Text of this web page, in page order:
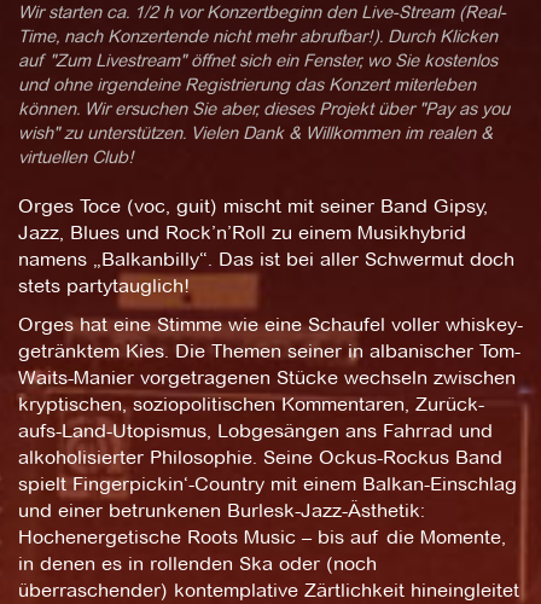
Wir starten ca. 1/2 h vor Konzertbeginn den Live-Stream (Real-
Time, nach Konzertende nicht mehr abrufbar!). Durch Klicken
auf "Zum Livestream" öffnet sich ein Fenster, wo Sie kostenlos
und ohne irgendeine Registrierung das Konzert miterleben
können. Wir ersuchen Sie aber, dieses Projekt über "Pay as you
wish" zu unterstützen. Vielen Dank & Willkommen im realen &
virtuellen Club!
Orges Toce (voc, guit) mischt mit seiner Band Gipsy,
Jazz, Blues und Rock’n’Roll zu einem Musikhybrid
namens „Balkanbilly“. Das ist bei aller Schwermut doch
stets partytauglich!
Orges hat eine Stimme wie eine Schaufel voller whiskey-
getränktem Kies. Die Themen seiner in albanischer Tom-
Waits-Manier vorgetragenen Stücke wechseln zwischen
kryptischen, soziopolitischen Kommentaren, Zurück-
aufs-Land-Utopismus, Lobgesängen ans Fahrrad und
alkoholisierter Philosophie. Seine Ockus-Rockus Band
spielt Fingerpickin‘-Country mit einem Balkan-Einschlag
und einer betrunkenen Burlesk-Jazz-Ästhetik:
Hochenergetische Roots Music – bis auf die Momente,
in denen es in rollenden Ska oder (noch
überraschender) kontemplative Zärtlichkeit hineingleitet